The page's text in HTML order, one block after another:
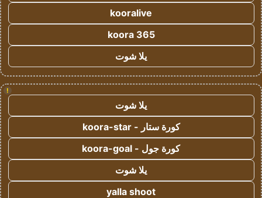
kooralive
koora 365
يلا شوت
!
يلا شوت
كورة ستار - koora-star
كورة جول - koora-goal
يلا شوت
yalla shoot